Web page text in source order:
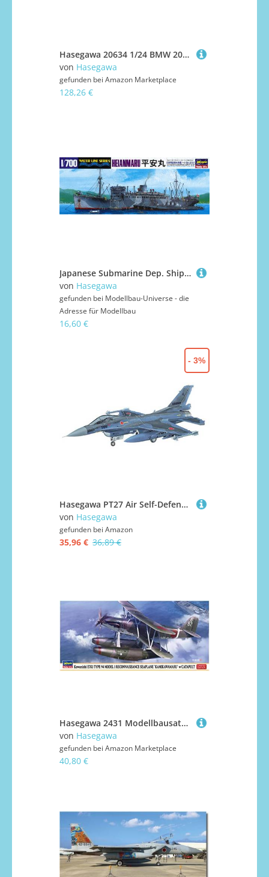
Hasegawa 20634 1/24 BMW 2002 tii, 1973 Modellbausatz, Mehrfarbig
von Hasegawa
gefunden bei Amazon Marketplace
128,26 €
Japanese Submarine Dep. Ship HEIANMARU
von Hasegawa
gefunden bei Modellbau-Universe - die
Adresse für Modellbau
16,60 €
Hasegawa PT27 Air Self-Defense Force Mitsubishi F-2A 1/48, Mehrfarbig, ‏‎30×15×5cm
von Hasegawa
gefunden bei Amazon
35,96 € 36,89 €
- 3%
Hasegawa 2431 Modellbausatz, Mehrfarbig
von Hasegawa
gefunden bei Amazon Marketplace
40,80 €